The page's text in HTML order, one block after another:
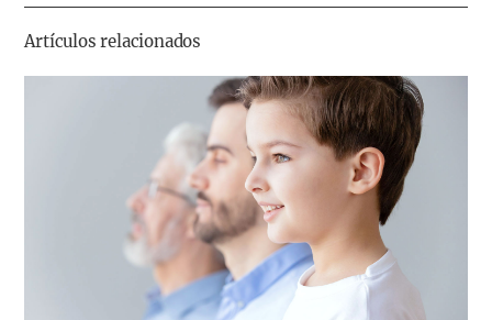
기
Artículos relacionados